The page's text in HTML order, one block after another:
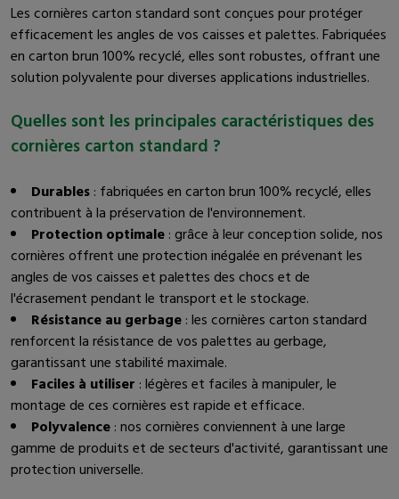
Les cornières carton standard sont conçues pour protéger
efficacement les angles de vos caisses et palettes. Fabriquées
en carton brun 100% recyclé, elles sont robustes, offrant une
solution polyvalente pour diverses applications industrielles.
Quelles sont les principales caractéristiques des
cornières carton standard ?
Durables: fabriquées en carton brun 100% recyclé, elles
contribuent à la préservation de l'environnement.
Protection optimale: grâce à leur conception solide, nos
cornières offrent une protection inégalée en prévenant les
angles de vos caisses et palettes des chocs et de
l'écrasement pendant le transport et le stockage.
Résistance au gerbage: les cornières carton standard
renforcent la résistance de vos palettes au gerbage,
garantissant une stabilité maximale.
Faciles à utiliser : légères et faciles à manipuler, le
montage de ces cornières est rapide et efficace.
Polyvalence: nos cornières conviennent à une large
gamme de produits et de secteurs d'activité, garantissant une
protection universelle.